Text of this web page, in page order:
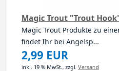
Magic Trout "Trout
Magic Trout Produkte zu
findet Ihr bei Angelsp...
2,99 EUR
inkl. 19 % MwSt., zzgl. Versand